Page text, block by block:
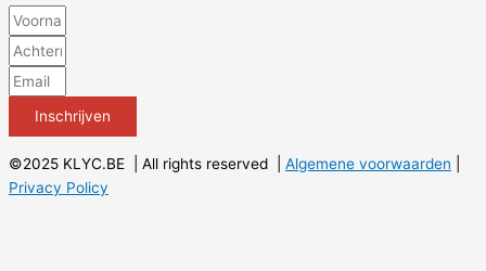
Inschrijven
©2025 KLYC.BE | All rights reserved | Algemene voorwaarden
Privacy Policy